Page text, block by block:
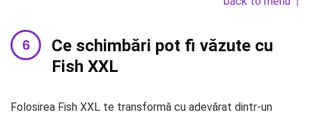
Ce schimbări pot fi văzute cu
Fish XXL
Folosirea Fish XXL te transformă cu adevărat dintr-un